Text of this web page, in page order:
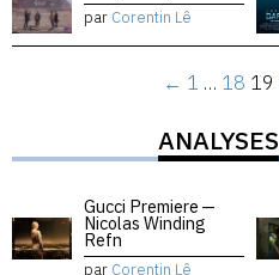
par Corentin Lê
← 1 … 18 19
ANALYSES
Gucci Premiere —
Nicolas Winding
Refn
par Corentin Lê